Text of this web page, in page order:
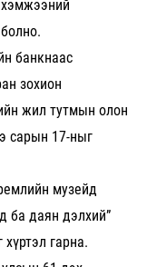
банкнаас
зохион
жил тутмын олон
сарын 17-ныг
музейд
ба даян дэлхий”
гарна.